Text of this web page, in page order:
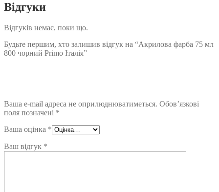
Відгуки
Відгуків немає, поки що.
Будьте першим, хто залишив відгук на “Акрилова фарба 75 мл
800 чорний Primo Італія”
Ваша e-mail адреса не оприлюднюватиметься. Обов’язкові
поля позначені *
Ваша оцінка *
Ваш відгук *